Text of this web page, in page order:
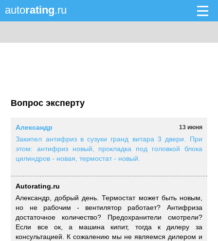
autorating.ru
Вопрос эксперту
13 июня
Александр
Закипел антифриз в сузуки гранд витара 3 двери. При
этом: антифриз новый, прокладка под головкой блока
цилиндров - новая, термостат - новый.
Autorating.ru
Александр, добрый день. Термостат может быть новым,
но не рабочим - вентилятор работает? Антифриза
достаточное количество? Предохранители смотрели?
Если все ок, а машина кипит, тогда к дилеру за
консультацией. К сожалению мы не являемся дилером и